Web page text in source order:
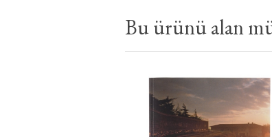
Bu ürünü alan